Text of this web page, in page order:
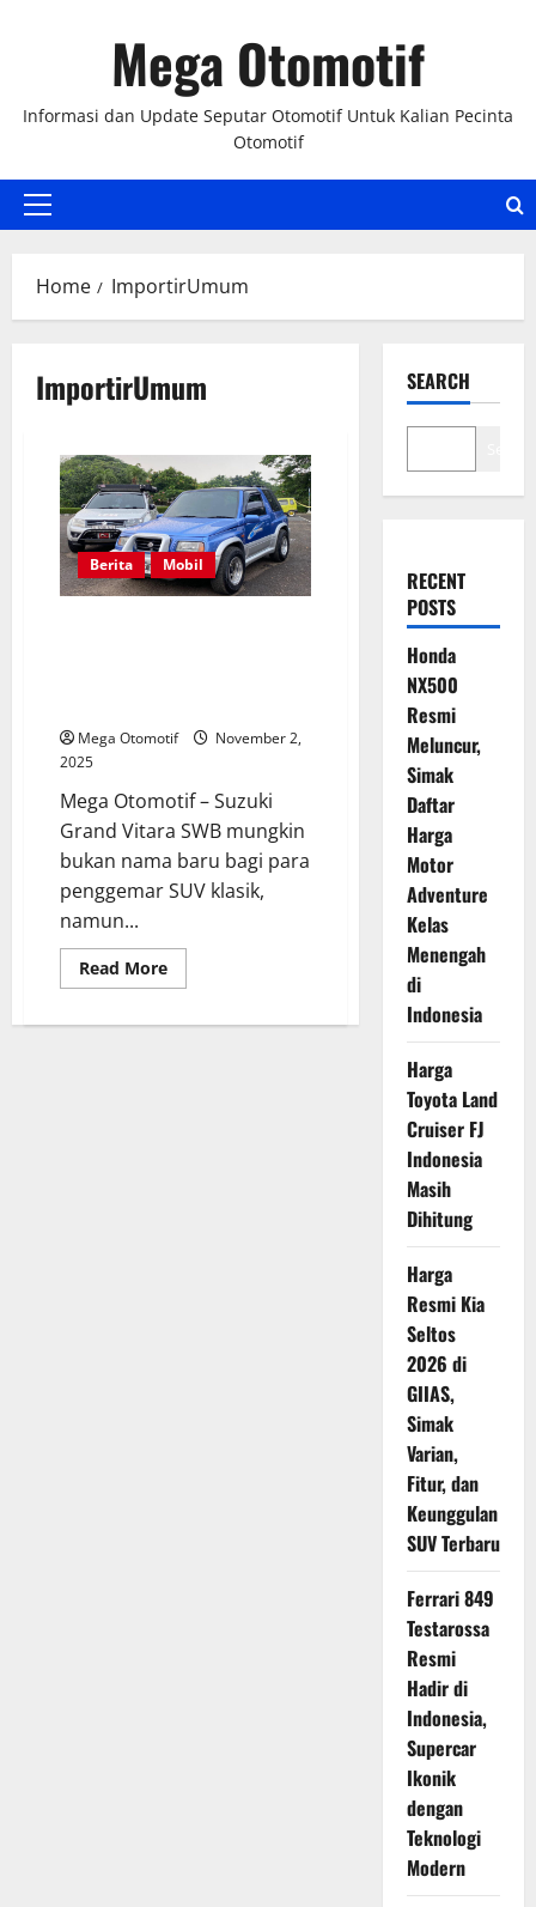
Mega Otomotif
Informasi dan Update Seputar Otomotif Untuk Kalian Pecinta
Otomotif
Primary
Home ImportirUmum
ImportirUmum
Berita Mobil
Mega Otomotif
November 2,
2025
Mega Otomotif – Suzuki
Grand Vitara SWB mungkin
bukan nama baru bagi para
penggemar SUV klasik,
namun...
Read MoreRead
more
Grand
SEARCH
RECENT
POSTS
Honda
NX500
Resmi
Meluncur,
Simak
Daftar
Harga
Motor
Adventure
Kelas
Menengah
di
Indonesia
Harga
Toyota Land
Cruiser FJ
Indonesia
Masih
Dihitung
Harga
Resmi Kia
Seltos
2026 di
GIIAS,
Simak
Varian,
Fitur, dan
Keunggulan
SUV Terbaru
Ferrari 849
Testarossa
Resmi
Hadir di
Indonesia,
Supercar
Ikonik
dengan
Teknologi
Modern